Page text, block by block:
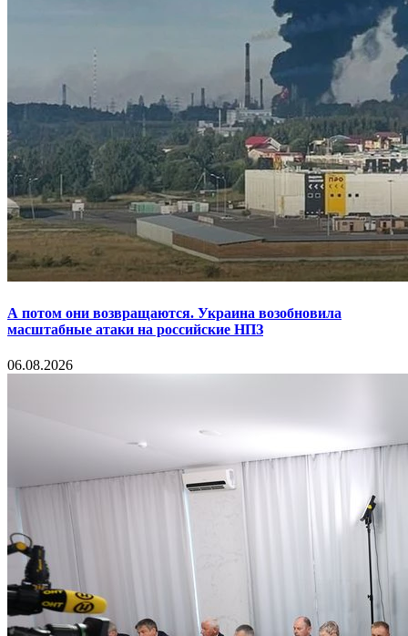
А потом они возвращаются. Украина возобновила
масштабные атаки на российские НПЗ
06.08.2026